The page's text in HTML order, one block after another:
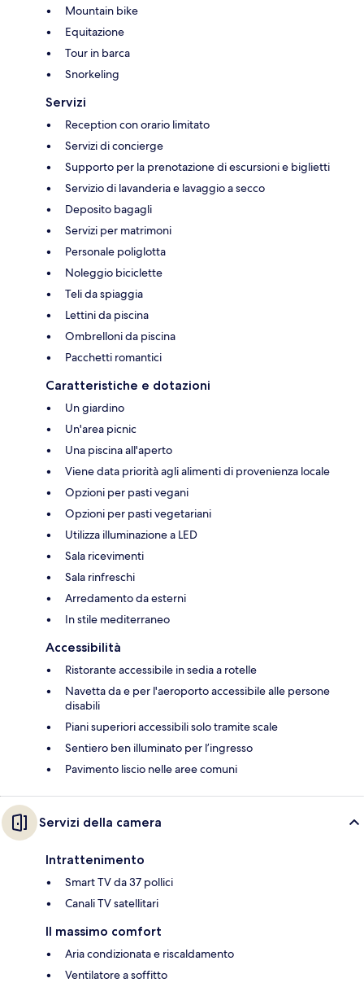
Mountain bike
Equitazione
Tour in barca
Snorkeling
Servizi
Reception con orario limitato
Servizi di concierge
Supporto per la prenotazione di escursioni e biglietti
Servizio di lavanderia e lavaggio a secco
Deposito bagagli
Servizi per matrimoni
Personale poliglotta
Noleggio biciclette
Teli da spiaggia
Lettini da piscina
Ombrelloni da piscina
Pacchetti romantici
Caratteristiche e dotazioni
Un giardino
Un'area picnic
Una piscina all'aperto
Viene data priorità agli alimenti di provenienza locale
Opzioni per pasti vegani
Opzioni per pasti vegetariani
Utilizza illuminazione a LED
Sala ricevimenti
Sala rinfreschi
Arredamento da esterni
In stile mediterraneo
Accessibilità
Ristorante accessibile in sedia a rotelle
Navetta da e per l'aeroporto accessibile alle persone
disabili
Piani superiori accessibili solo tramite scale
Sentiero ben illuminato per l’ingresso
Pavimento liscio nelle aree comuni
Servizi della camera
Intrattenimento
Smart TV da 37 pollici
Canali TV satellitari
Il massimo comfort
Aria condizionata e riscaldamento
Ventilatore a soffitto